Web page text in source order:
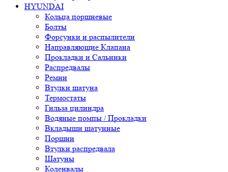
HYUNDAI
Кольца поршневые
Болты
Форсунки и распылители
Направляющие Клапана
Прокладки и Сальники
Распредвалы
Ремни
Втулки шатуна
Термостаты
Гильза цилиндра
Водяные помпы / Прокладки
Вкладыши шатунные
Поршни
Втулки распредвала
Шатуны
Коленвалы